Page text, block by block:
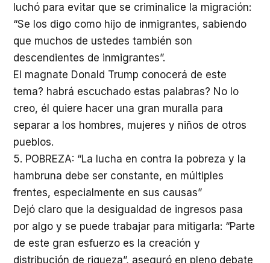
luchó para evitar que se criminalice la migración:
“Se los digo como hijo de inmigrantes, sabiendo
que muchos de ustedes también son
descendientes de inmigrantes”.
El magnate Donald Trump conocerá de este
tema? habrá escuchado estas palabras? No lo
creo, él quiere hacer una gran muralla para
separar a los hombres, mujeres y niños de otros
pueblos.
5. POBREZA: “La lucha en contra la pobreza y la
hambruna debe ser constante, en múltiples
frentes, especialmente en sus causas”
Dejó claro que la desigualdad de ingresos pasa
por algo y se puede trabajar para mitigarla: “Parte
de este gran esfuerzo es la creación y
distribución de riqueza”, aseguró en pleno debate